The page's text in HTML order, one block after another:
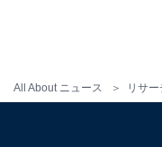
All About ニュース リサー
千葉県）、「他の作
人さんと阿部寛さん